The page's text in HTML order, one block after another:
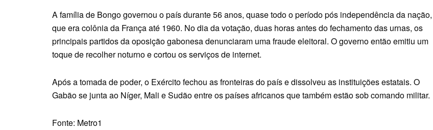
A família de Bongo governou o país durante 56 anos, quase todo o período pós independência da nação,
que era colônia da França até 1960. No dia da votação, duas horas antes do fechamento das urnas, os
principais partidos da oposição gabonesa denunciaram uma fraude eleitoral. O governo então emitiu um
toque de recolher noturno e cortou os serviços de internet.
Após a tomada de poder, o Exército fechou as fronteiras do país e dissolveu as instituições estatais. O
Gabão se junta ao Níger, Mali e Sudão entre os países africanos que também estão sob comando militar.
Fonte: Metro1